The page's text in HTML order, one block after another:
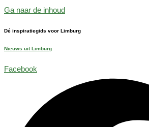
Ga naar de inhoud
Dé inspiratiegids voor Limburg
Nieuws uit Limburg
Facebook